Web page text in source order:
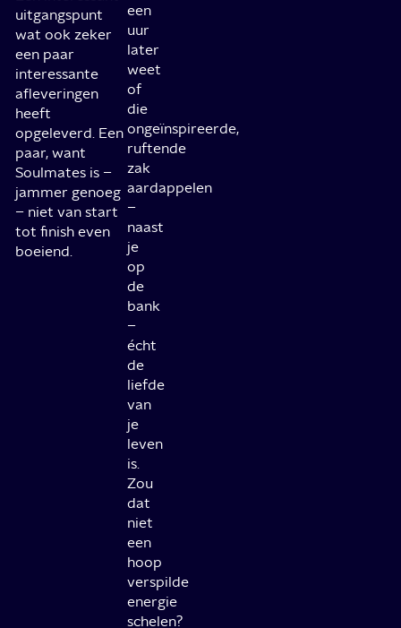
uitgangspunt
wat ook zeker
een paar
interessante
afleveringen
heeft
opgeleverd. Een
paar, want
Soulmates is –
jammer genoeg
– niet van start
tot finish even
boeiend.
een
uur
later
weet
of
die
ongeïnspireerde,
ruftende
zak
aardappelen
–
naast
je
op
de
bank
–
écht
de
liefde
van
je
leven
is.
Zou
dat
niet
een
hoop
verspilde
energie
schelen?